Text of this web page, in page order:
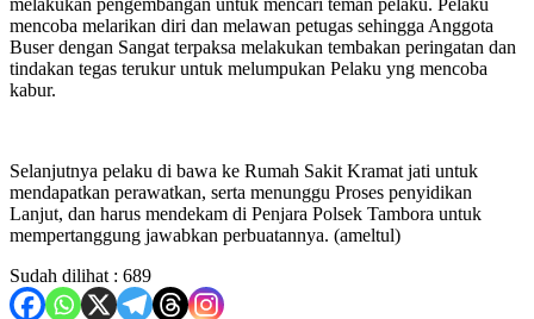
melakukan pengembangan untuk mencari teman pelaku. Pelaku
mencoba melarikan diri dan melawan petugas sehingga Anggota
Buser dengan Sangat terpaksa melakukan tembakan peringatan dan
tindakan tegas terukur untuk melumpukan Pelaku yng mencoba
kabur.
Selanjutnya pelaku di bawa ke Rumah Sakit Kramat jati untuk
mendapatkan perawatkan, serta menunggu Proses penyidikan
Lanjut, dan harus mendekam di Penjara Polsek Tambora untuk
mempertanggung jawabkan perbuatannya. (ameltul)
Sudah dilihat : 689